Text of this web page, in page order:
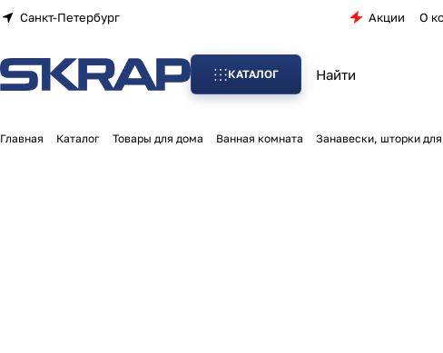
Санкт-Петербург Акции О
КАТАЛОГ
Главная Каталог Товары для дома Ванная комната Занавески, шторки